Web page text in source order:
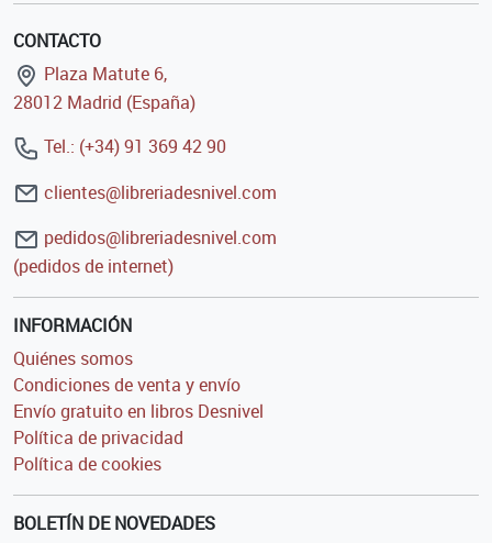
CONTACTO
Plaza Matute 6,
28012 Madrid (España)
Tel.: (+34) 91 369 42 90
clientes@libreriadesnivel.com
pedidos@libreriadesnivel.com
(pedidos de internet)
INFORMACIÓN
Quiénes somos
Condiciones de venta y envío
Envío gratuito en libros Desnivel
Política de privacidad
Política de cookies
BOLETÍN DE NOVEDADES